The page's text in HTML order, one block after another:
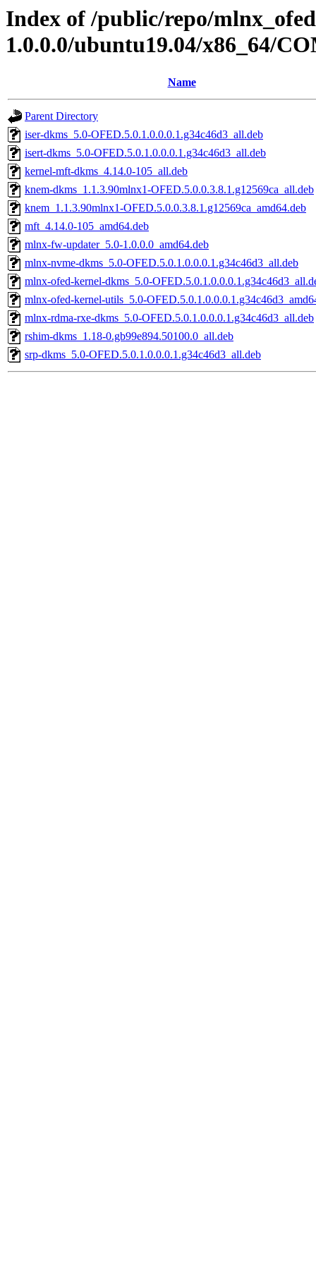
Index of /public/repo/
1.0.0.0/ubuntu19.04/x86_64/
Name
Parent Directory
iser-dkms_5.0-OFED.5.0.1.0.0.0.1.g34c46d3_all.deb
isert-dkms_5.0-OFED.5.0.1.0.0.0.1.g34c46d3_all.deb
kernel-mft-dkms_4.14.0-105_all.deb
knem-dkms_1.1.3.90mlnx1-OFED.5.0.0.3.8.1.g12569ca_all.deb
knem_1.1.3.90mlnx1-OFED.5.0.0.3.8.1.g12569ca_amd64.deb
mft_4.14.0-105_amd64.deb
mlnx-fw-updater_5.0-1.0.0.0_amd64.deb
mlnx-nvme-dkms_5.0-OFED.5.0.1.0.0.0.1.g34c46d3_all.deb
mlnx-ofed-kernel-dkms_5.0-
mlnx-ofed-kernel-utils_5.0-
mlnx-rdma-rxe-dkms_5.0-OFED.5.0.1.0.0.0.1.g34c46d3_all.deb
rshim-dkms_1.18-0.gb99e894.50100.0_all.deb
srp-dkms_5.0-OFED.5.0.1.0.0.0.1.g34c46d3_all.deb